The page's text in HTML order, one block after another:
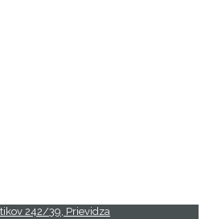
242/39, Prievidza